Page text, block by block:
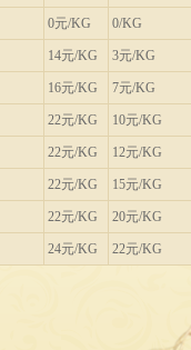
0元/KG 0/KG
14元/KG 3元/KG
16元/KG 7元/KG
22元/KG 10元/KG
22元/KG 12元/KG
22元/KG 15元/KG
22元/KG 20元/KG
24元/KG 22元/KG